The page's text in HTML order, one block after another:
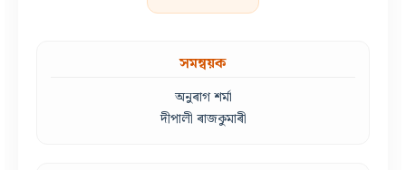
সমন্বয়ক
অনুৰাগ শৰ্মা
দীপালী ৰাজকুমাৰী